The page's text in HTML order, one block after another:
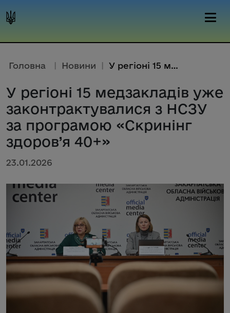
Головна | Новини | У регіоні 15 медзакладів уже з...
У регіоні 15 медзакладів уже
законтрактувалися з НСЗУ
за програмою «Скринінг
здоров’я 40+»
23.01.2026